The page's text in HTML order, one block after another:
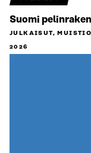
Suomi
JULKAISUT, MUISTIO
2026